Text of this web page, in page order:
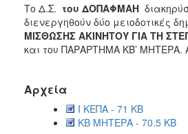
2021
2020
2019
2017
2016
Το Δ.Σ. του ΔΟΠΑΦΜΑΗ
διενεργηθούν δύο μειοδοτικές
ΜΙΣΘΩΣΗΣ ΑΚΙΝΗΤΟΥ ΓΙΑ ΤΗ
και του ΠΑΡΑΡΤΗΜΑ ΚΒ’ ΜΗΤΕΡΑ.
Αρχεία
Ι ΚΕΠΑ - 71 KB
ΚΒ ΜΗΤΕΡΑ - 70.5 KB